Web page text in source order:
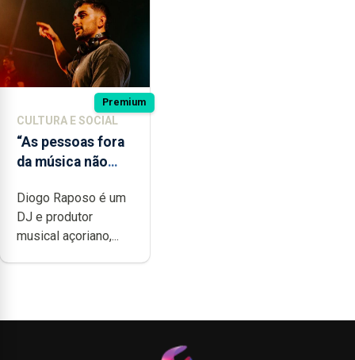
Premium
CULTURA E SOCIAL
“As pessoas fora
da música não
quão difícil é
produzir uma
música”
Diogo Raposo é um
DJ e produtor
musical açoriano,...